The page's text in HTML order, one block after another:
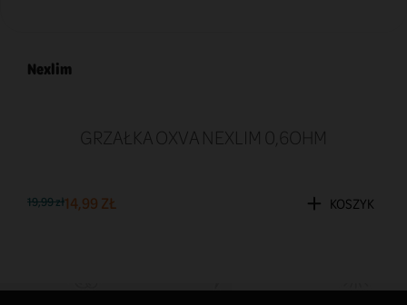
Nexlim
GRZAŁKA OXVA NEXLIM 0,6OHM
19,99 zł14,99 ZŁ KOSZYK